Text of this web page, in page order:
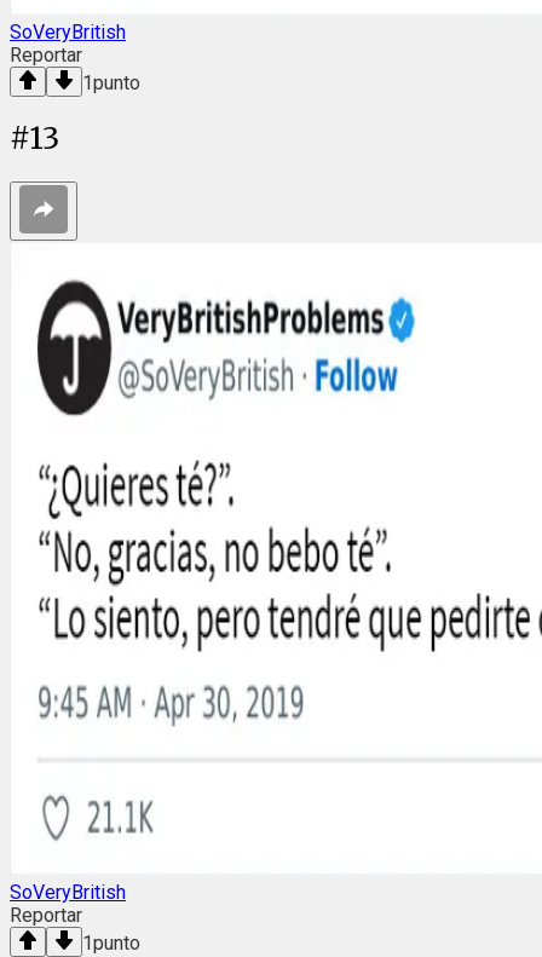
SoVeryBritish
Reportar
1punto
#13
SoVeryBritish
Reportar
1punto